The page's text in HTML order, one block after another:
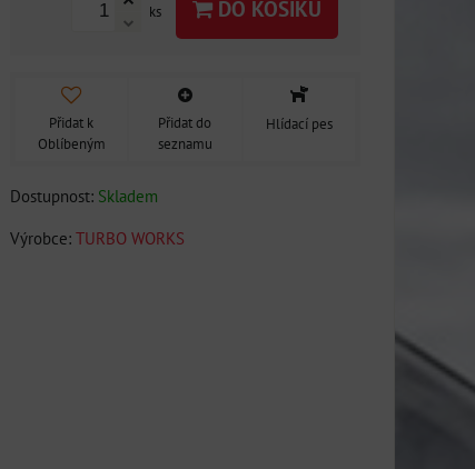
ks DO KOŠÍKU
Přidat k
Oblíbeným
Přidat do
seznamu
Hlídací pes
Dostupnost: Skladem
Výrobce: TURBO WORKS